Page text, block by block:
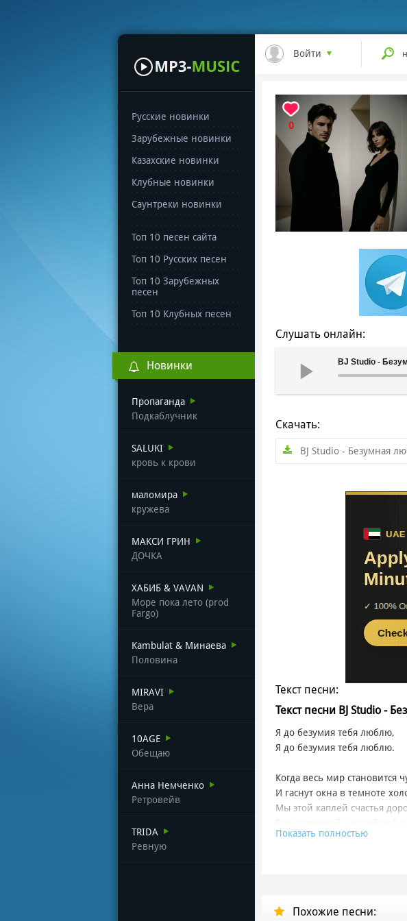
Русские новинки
Зарубежные новинки
Казахские новинки
Клубные новинки
Саунтреки новинки
Топ 10 песен сайта
Топ 10 Русских песен
Топ 10 Зарубежных
песен
Топ 10 Клубных песен
Новинки
Пропаганда
Подкаблучник
SALUKI
кровь к крови
маломира
кружева
МАКСИ ГРИН
ДОЧКА
ХАБИБ & VAVAN
Море пока лето (prod
Fargo)
Kambulat & Минаева
Половина
MIRAVI
Вера
10AGE
Обещаю
Анна Немченко
Ретровейв
TRIDA
Ревную
Войти
0
Слушать онлайн:
BJ Studio -
Скачать:
BJ Studio - Безумная
Текст песни:
Текст песни BJ Studio -
Я до безумия тебя люблю,
Я до безумия тебя люблю.
Когда весь мир становится
И гаснут окна в темноте
Мы этой каплей счастья
Мне без тебя не нужно
И пусть штормит, пускай
Показать полностью
Похожие песни: